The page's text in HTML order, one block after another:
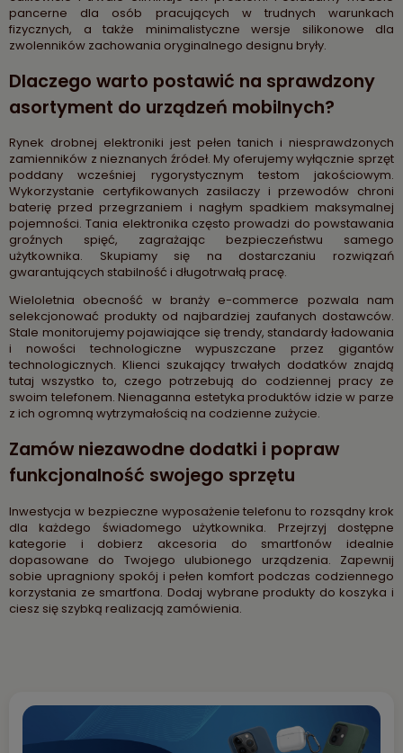
pancerne dla osób pracujących w trudnych warunkach
fizycznych, a także minimalistyczne wersje silikonowe dla
zwolenników zachowania oryginalnego designu bryły.
Dlaczego warto postawić na sprawdzony
asortyment do urządzeń mobilnych?
Rynek drobnej elektroniki jest pełen tanich i niesprawdzonych
zamienników z nieznanych źródeł. My oferujemy wyłącznie sprzęt
poddany wcześniej rygorystycznym testom jakościowym.
Wykorzystanie certyfikowanych zasilaczy i przewodów chroni
baterię przed przegrzaniem i nagłym spadkiem maksymalnej
pojemności. Tania elektronika często prowadzi do powstawania
groźnych spięć, zagrażając bezpieczeństwu samego
użytkownika. Skupiamy się na dostarczaniu rozwiązań
gwarantujących stabilność i długotrwałą pracę.
Wieloletnia obecność w branży e-commerce pozwala nam
selekcjonować produkty od najbardziej zaufanych dostawców.
Stale monitorujemy pojawiające się trendy, standardy ładowania
i nowości technologiczne wypuszczane przez gigantów
technologicznych. Klienci szukający trwałych dodatków znajdą
tutaj wszystko to, czego potrzebują do codziennej pracy ze
swoim telefonem. Nienaganna estetyka produktów idzie w parze
z ich ogromną wytrzymałością na codzienne zużycie.
Zamów niezawodne dodatki i popraw
funkcjonalność swojego sprzętu
Inwestycja w bezpieczne wyposażenie telefonu to rozsądny krok
dla każdego świadomego użytkownika. Przejrzyj dostępne
kategorie i dobierz akcesoria do smartfonów idealnie
dopasowane do Twojego ulubionego urządzenia. Zapewnij
sobie upragniony spokój i pełen komfort podczas codziennego
korzystania ze smartfona. Dodaj wybrane produkty do koszyka i
ciesz się szybką realizacją zamówienia.